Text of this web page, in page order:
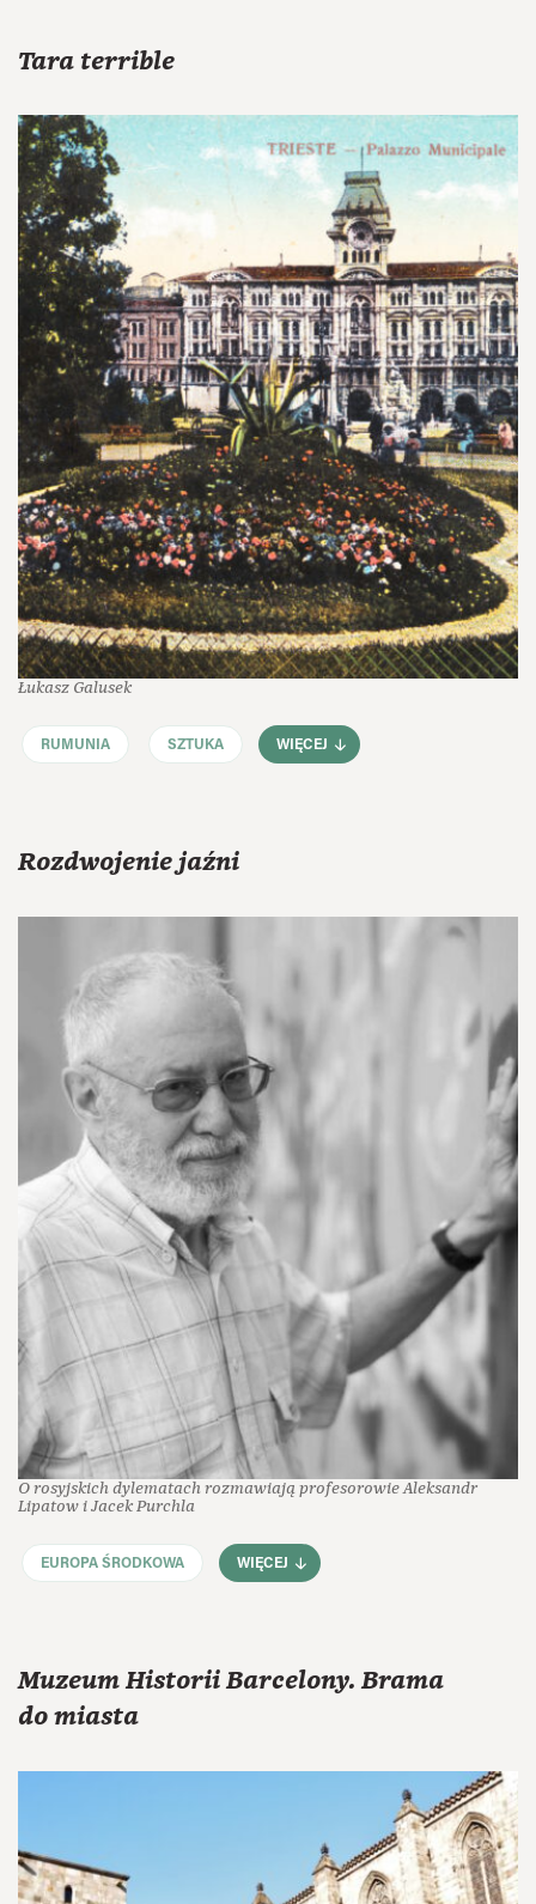
Tara terrible
Łukasz Galusek
RUMUNIA SZTUKA WIĘCEJ
Rozdwojenie jaźni
O rosyjskich dylematach rozmawiają profesorowie Aleksandr
Lipatow i Jacek Purchla
EUROPA ŚRODKOWA WIĘCEJ
Muzeum Historii Barcelony. Brama
do miasta